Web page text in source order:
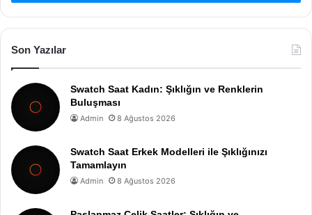
Son Yazılar
Swatch Saat Kadın: Şıklığın ve Renklerin
Buluşması
Admin 8 Ağustos 2026
Swatch Saat Erkek Modelleri ile Şıklığınızı
Tamamlayın
Admin 8 Ağustos 2026